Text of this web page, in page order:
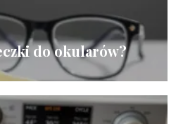
do okularów?